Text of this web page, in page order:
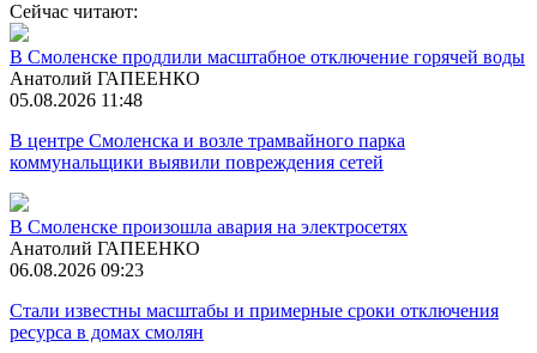
Сейчас читают:
В Смоленске продлили масштабное отключение горячей воды
Анатолий ГАПЕЕНКО
05.08.2026 11:48
В центре Смоленска и возле трамвайного парка
коммунальщики выявили повреждения сетей
В Смоленске произошла авария на электросетях
Анатолий ГАПЕЕНКО
06.08.2026 09:23
Стали известны масштабы и примерные сроки отключения
ресурса в домах смолян